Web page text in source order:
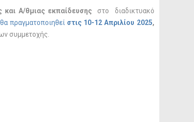
και Α/θμιας εκπαίδευσης στο
διαδικτυακό
πραγματοποιηθεί στις 10-12 Απριλίου 2025,
συμμετοχής.